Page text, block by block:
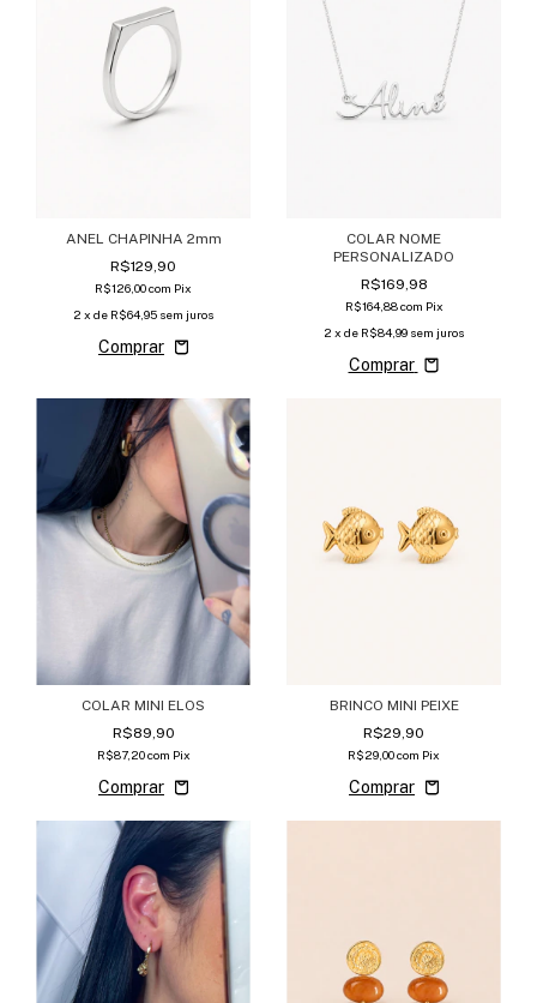
ANEL CHAPINHA 2mm
R$129,90
R$126,00com Pix
2 x de R$64,95 sem juros
COLAR NOME
PERSONALIZADO
R$169,98
R$164,88com Pix
2 x de R$84,99 sem juros
Comprar
COLAR MINI ELOS
R$89,90
R$87,20com Pix
BRINCO MINI PEIXE
R$29,90
R$29,00com Pix